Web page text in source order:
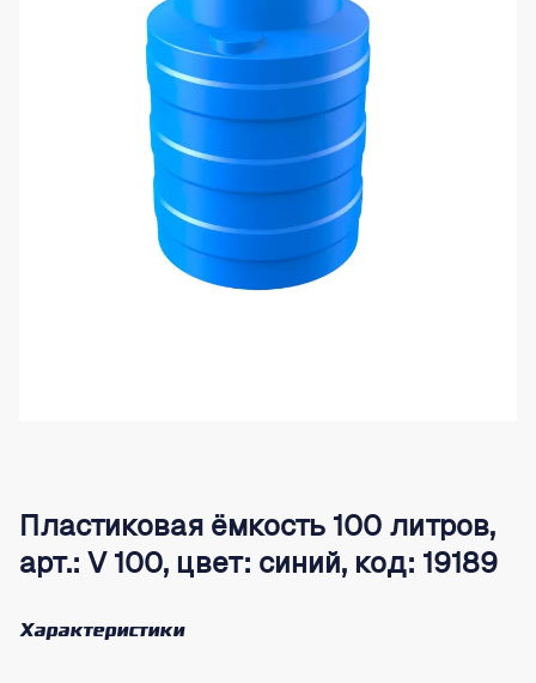
Пластиковая ёмкость 100 литров,
арт.: V 100, цвет: синий, код: 19189
Характеристики